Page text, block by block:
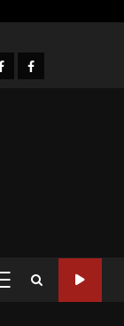
Facebook-